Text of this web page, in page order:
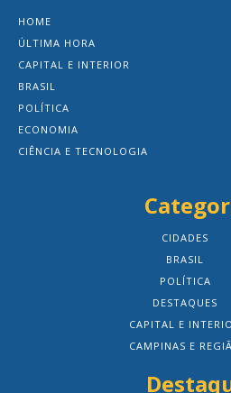
HOME
ÚLTIMA HORA
CAPITAL E INTERIOR
BRASIL
POLÍTICA
ECONOMIA
CIÊNCIA E TECNOLOGIA
CIDADES
BRASIL
POLÍTICA
DESTAQUES
CAPITAL E
CAMPINAS E